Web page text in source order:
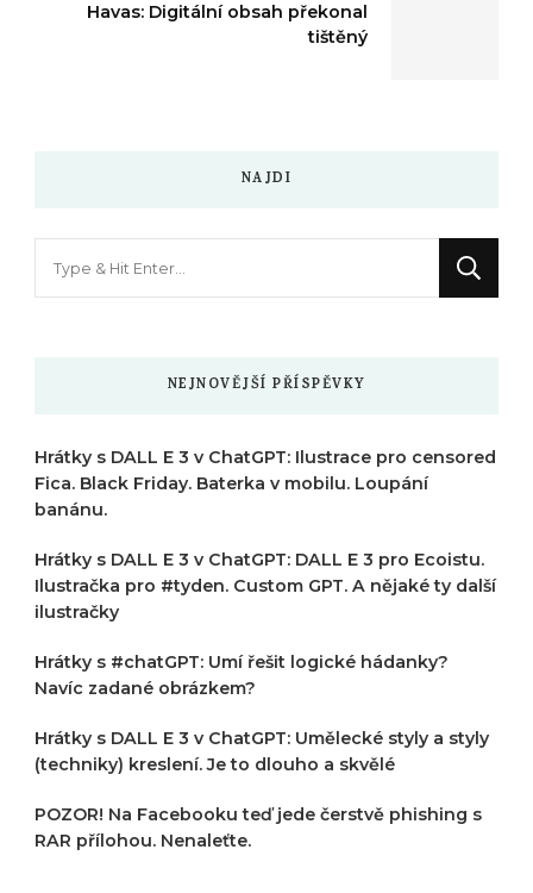
Havas: Digitální obsah překonal
tištěný
NAJDI
NEJNOVĚJŠÍ PŘÍSPĚVKY
Hrátky s DALL E 3 v ChatGPT: Ilustrace pro censored
Fica. Black Friday. Baterka v mobilu. Loupání
banánu.
Hrátky s DALL E 3 v ChatGPT: DALL E 3 pro Ecoistu.
Ilustračka pro #tyden. Custom GPT. A nějaké ty další
ilustračky
Hrátky s #chatGPT: Umí řešit logické hádanky?
Navíc zadané obrázkem?
Hrátky s DALL E 3 v ChatGPT: Umělecké styly a styly
(techniky) kreslení. Je to dlouho a skvělé
POZOR! Na Facebooku teď jede čerstvě phishing s
RAR přílohou. Nenaleťte.